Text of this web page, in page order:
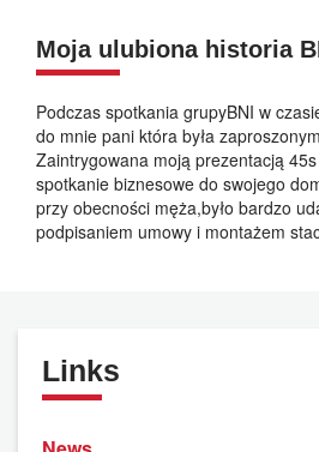
Moja ulubiona historia
Podczas spotkania grupyBNI w
do mnie pani która była
Zaintrygowana moją prezentacją
spotkanie biznesowe do swojego
przy obecności męża,było bardzo
podpisaniem umowy i montażem
Links